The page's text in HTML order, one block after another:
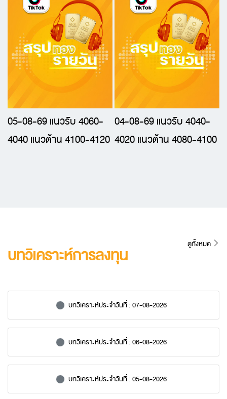
05-08-69 แนวรับ 4060-
4040 แนวต้าน 4100-4120
04-08-69 แนวรับ 4040-
4020 แนวต้าน 4080-4100
บทวิเคราะห์การลงทุน ดูทั้งหมด
บทวิเคราะห์ประจำวันที่ : 07-08-2026
New alerts
บทวิเคราะห์ประจำวันที่ : 06-08-2026
New alerts
บทวิเคราะห์ประจำวันที่ : 05-08-2026
New alerts